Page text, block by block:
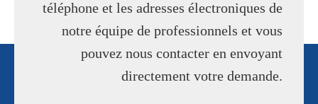
téléphone et les adresses électroniques de
notre équipe de professionnels et vous
pouvez nous contacter en envoyant
directement votre demande.